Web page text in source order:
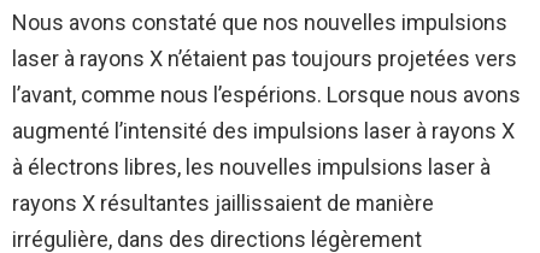
Nous avons constaté que nos nouvelles impulsions
laser à rayons X n’étaient pas toujours projetées vers
l’avant, comme nous l’espérions. Lorsque nous avons
augmenté l’intensité des impulsions laser à rayons X
à électrons libres, les nouvelles impulsions laser à
rayons X résultantes jaillissaient de manière
irrégulière, dans des directions légèrement